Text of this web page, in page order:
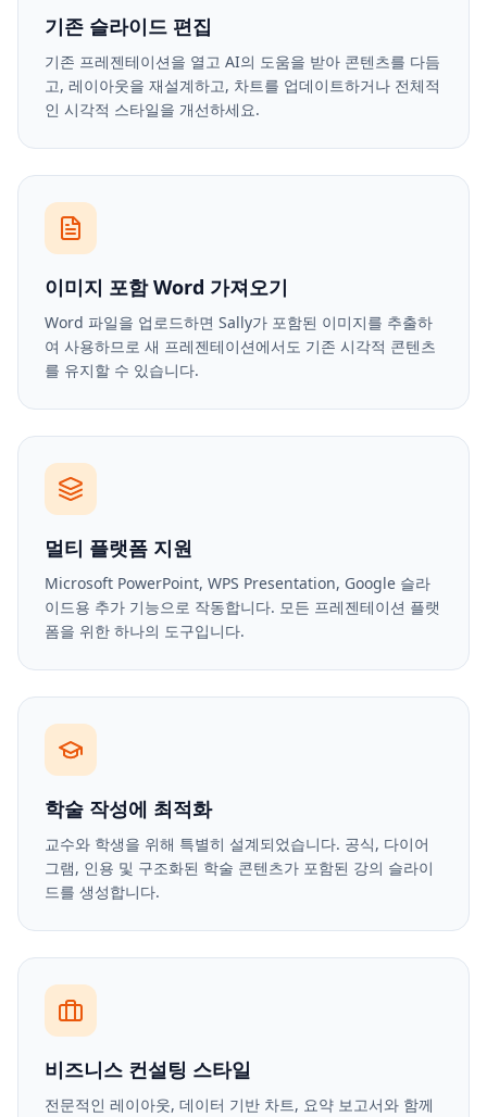
기존 슬라이드 편집
기존 프레젠테이션을 열고 AI의 도움을 받아 콘텐츠를 다듬
고, 레이아웃을 재설계하고, 차트를 업데이트하거나 전체적
인 시각적 스타일을 개선하세요.
이미지 포함 Word 가져오기
Word 파일을 업로드하면 Sally가 포함된 이미지를 추출하
여 사용하므로 새 프레젠테이션에서도 기존 시각적 콘텐츠
를 유지할 수 있습니다.
멀티 플랫폼 지원
Microsoft PowerPoint, WPS Presentation, Google 슬라
이드용 추가 기능으로 작동합니다. 모든 프레젠테이션 플랫
폼을 위한 하나의 도구입니다.
학술 작성에 최적화
교수와 학생을 위해 특별히 설계되었습니다. 공식, 다이어
그램, 인용 및 구조화된 학술 콘텐츠가 포함된 강의 슬라이
드를 생성합니다.
비즈니스 컨설팅 스타일
전문적인 레이아웃, 데이터 기반 차트, 요약 보고서와 함께